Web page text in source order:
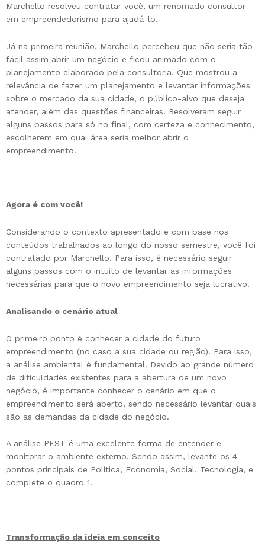
Marchello resolveu contratar você, um renomado consultor
em empreendedorismo para ajudá-lo.
Já na primeira reunião, Marchello percebeu que não seria tão
fácil assim abrir um negócio e ficou animado com o
planejamento elaborado pela consultoria. Que mostrou a
relevância de fazer um planejamento e levantar informações
sobre o mercado da sua cidade, o público-alvo que deseja
atender, além das questões financeiras. Resolveram seguir
alguns passos para só no final, com certeza e conhecimento,
escolherem em qual área seria melhor abrir o
empreendimento.
Agora é com você!
Considerando o contexto apresentado e com base nos
conteúdos trabalhados ao longo do nosso semestre, você foi
contratado por Marchello. Para isso, é necessário seguir
alguns passos com o intuito de levantar as informações
necessárias para que o novo empreendimento seja lucrativo.
Analisando o cenário atual
O primeiro ponto é conhecer a cidade do futuro
empreendimento (no caso a sua cidade ou região). Para isso,
a análise ambiental é fundamental. Devido ao grande número
de dificuldades existentes para a abertura de um novo
negócio, é importante conhecer o cenário em que o
empreendimento será aberto, sendo necessário levantar quais
são as demandas da cidade do negócio.
A análise PEST é uma excelente forma de entender e
monitorar o ambiente externo. Sendo assim, levante os 4
pontos principais de Política, Economia, Social, Tecnologia, e
complete o quadro 1.
Transformação da ideia em conceito